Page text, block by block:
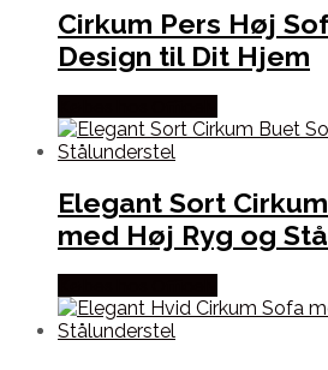
Cirkum Pers Høj
Design til Dit Hjem
Elegant Sort
med Høj Ryg og